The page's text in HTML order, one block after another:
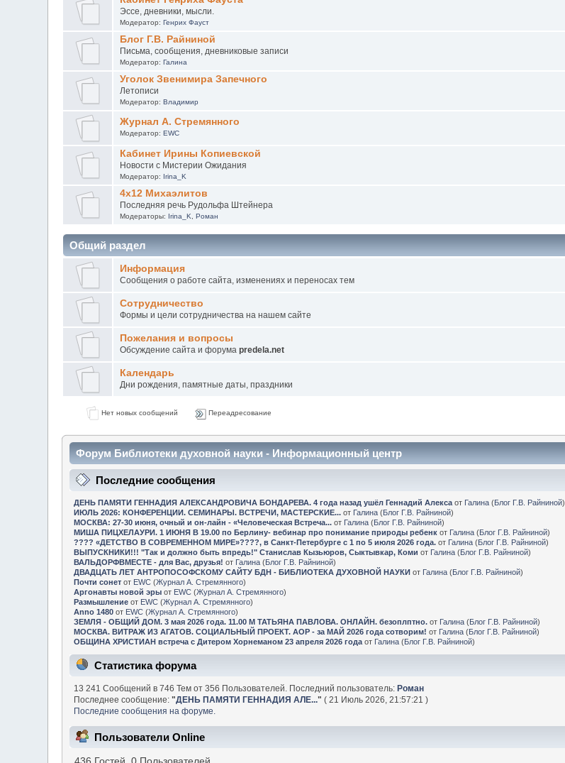
Эссе, дневники, мысли.
Модератор: Генрих Фауст
Блог Г.В. Райниной
Письма, сообщения, дневниковые записи
Модератор: Галина
Уголок Звенимира Запечного
Летописи
Модератор: Владимир
Журнал А. Стремянного
Модератор: EWC
Кабинет Ирины Копиевской
Новости с Мистерии Ожидания
Модератор: Irina_K
4х12 Михаэлитов
Последняя речь Рудольфа Штейнера
Модераторы: Irina_K Роман
Общий раздел
Информация
Сообщения о работе сайта, изменениях и переносах тем
Сотрудничество
Формы и цели сотрудничества на нашем сайте
Пожелания и вопросы
Обсуждение сайта и форума predela.net
Календарь
Дни рождения, памятные даты, праздники
Нет новых сообщений Переадресование
Форум Библиотеки духовной науки - Информационный центр
Последние сообщения
ДЕНЬ ПАМЯТИ ГЕННАДИЯ АЛЕКСАНДРОВИЧА БОНДАРЕВА. 4 года назад ушёл Геннадий Алексаот Галина(Блог Г.В. Райниной)
ИЮЛЬ 2026: КОНФЕРЕНЦИИ. СЕМИНАРЫ. ВСТРЕЧИ, МАСТЕРСКИЕ...от Галина(Блог Г.В. Райниной)
МОСКВА: 27-30 июня, очный и он-лайн - «Человеческая Встреча...от Галина(Блог Г.В. Райниной)
МИША ПИЦХЕЛАУРИ. 1 ИЮНЯ В 19.00 по Берлину- вебинар про понимание природы ребенкот Галина(Блог Г.В. Райниной)
???? «ДЕТСТВО В СОВРЕМЕННОМ МИРЕ»????, в Санкт-Петербурге с 1 по 5 июля 2026 года.от Галина(Блог Г.В. Райниной)
ВЫПУСКНИКИ!!! "Так и должно быть впредь!" Станислав Кызьюров, Сыктывкар, Коми от Галина(Блог Г.В. Райниной)
ВАЛЬДОРФВМЕСТЕ - для Вас, друзья! от Галина(Блог Г.В. Райниной)
ДВАДЦАТЬ ЛЕТ АНТРОПОСОФСКОМУ САЙТУ БДН - БИБЛИОТЕКА ДУХОВНОЙ НАУКИот Галина(Блог Г.В. Райниной)
Почти сонетот EWC(Журнал А. Стремянного)
Аргонавты новой эрыот EWC(Журнал А. Стремянного)
Размышлениеот EWC(Журнал А. Стремянного)
Anno 1480от EWC(Журнал А. Стремянного)
ЗЕМЛЯ - ОБЩИЙ ДОМ. 3 мая 2026 года. 11.00 М ТАТЬЯНА ПАВЛОВА. ОНЛАЙН. безоплптно.от Галина(Блог Г.В. Райниной)
МОСКВА. ВИТРАЖ ИЗ АГАТОВ. СОЦИАЛЬНЫЙ ПРОЕКТ. АОР - за МАЙ 2026 года сотворим! от Галина(Блог Г.В. Райниной)
ОБЩИНА ХРИСТИАН встреча с Дитером Хорнеманом 23 апреля 2026 годаот Галина(Блог Г.В. Райниной)
Статистика форума
13 241 Сообщений в 746 Тем от 356 Пользователей. Последний пользователь: Роман
Последнее сообщение:"ДЕНЬ ПАМЯТИ ГЕННАДИЯ АЛЕ..." ( 21 Июль 2026, 21:57:21 )
Последние сообщения на форуме.
Пользователи Online